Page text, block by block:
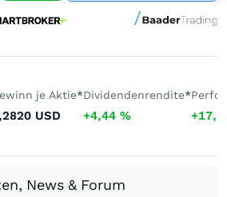
je Aktie*
USD
Dividendenrendite*
+4,44 %
News & Forum